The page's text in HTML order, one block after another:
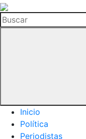
La
Hemeroteca
del
Buscar
Inicio
Política
Periodistas